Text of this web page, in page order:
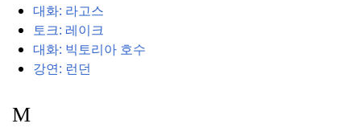
대화: 라고스
토크: 레이크
대화: 빅토리아 호수
강연: 런던
M